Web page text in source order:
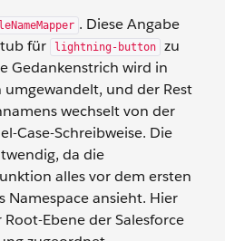
. Diese Angabe
für
lightning-button
zu
Gedankenstrich wird in
umgewandelt, und der Rest
wechselt von der
Case-Schreibweise. Die
da die
alles vor dem ersten
Namespace ansieht. Hier
Root-Ebene der Salesforce